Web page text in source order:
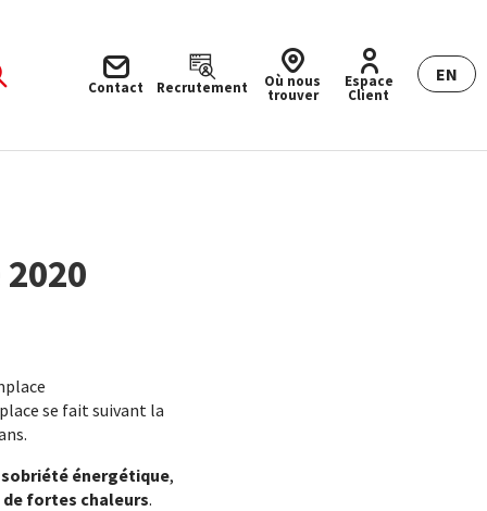
Contact Recrutement Où nous
trouver
Espace
Client
EN
se fait suivant la
sobriété énergétique,
fortes chaleurs.